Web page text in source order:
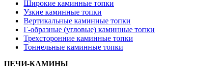
Широкие каминные топки
Узкие каминные топки
Вертикальные каминные топки
Г-образные (угловые) каминные топки
Трехсторонние каминные топки
Тоннельные каминные топки
ПЕЧИ-КАМИНЫ